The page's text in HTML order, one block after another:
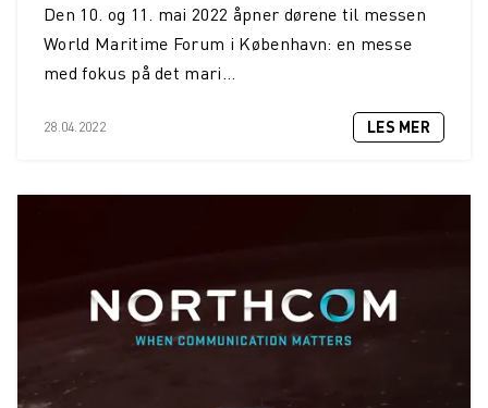
Den 10. og 11. mai 2022 åpner dørene til messen
World Maritime Forum i København: en messe
med fokus på det mari...
28.04.2022 LES MER